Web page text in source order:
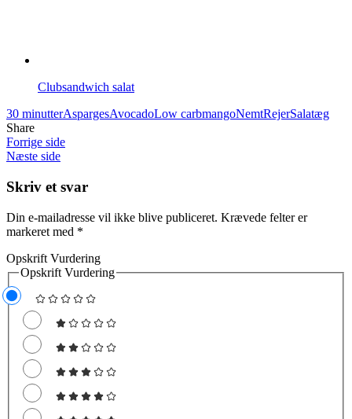
Clubsandwich salat
30 minutterAspargesAvocadoLow carbmangoNemtRejerSalatæg
Share
Forrige side
Næste side
Skriv et svar
Din e-mailadresse vil ikke blive publiceret. Krævede felter er
markeret med *
Opskrift Vurdering
Opskrift Vurdering